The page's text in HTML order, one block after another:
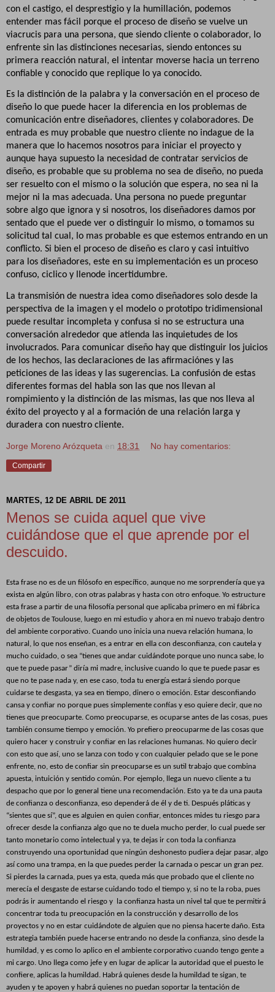
con el castigo, el desprestigio y la humillación, podemos
entender mas fácil porque el proceso de diseño se vuelve un
viacrucis para una persona, que siendo cliente o colaborador, lo
enfrente sin las distinciones necesarias, siendo entonces su
primera reacción natural, el intentar moverse hacia un terreno
confiable y conocido que replique lo ya conocido.
Es la distinción de la palabra y la conversación en el proceso de
diseño lo que puede hacer la diferencia en los problemas de
comunicación entre diseñadores, clientes y colaboradores. De
entrada es muy probable que nuestro cliente no indague de la
manera que lo hacemos nosotros para iniciar el proyecto y
aunque haya supuesto la necesidad de contratar servicios de
diseño, es probable que su problema no sea de diseño, no pueda
ser resuelto con el mismo o la solución que espera, no sea ni la
mejor ni la mas adecuada. Una persona no puede preguntar
sobre algo que ignora y si nosotros, los diseñadores damos por
sentado que el puede ver o distinguir lo mismo, o tomamos su
solicitud tal cual, lo mas probable es que estemos entrando en un
conflicto. Si bien el proceso de diseño es claro y casi intuitivo
para los diseñadores, este en su implementación es un proceso
confuso, ciclico y llenode incertidumbre.
La transmisión de nuestra idea como diseñadores solo desde la
perspectiva de la imagen y el modelo o prototipo tridimensional
puede resultar incompleta y confusa si no se estructura una
conversación alrededor que atienda las inquietudes de los
involucrados. Para comunicar diseño hay que distinguir los juicios
de los hechos, las declaraciones de las afirmaciónes y las
peticiones de las ideas y las sugerencias. La confusión de estas
diferentes formas del habla son las que nos llevan al
rompimiento y la distinción de las mismas, las que nos lleva al
éxito del proyecto y al a formación de una relación larga y
duradera con nuestro cliente.
Jorge Moreno Arózqueta en 18:31 No hay comentarios:
Compartir
MARTES, 12 DE ABRIL DE 2011
Menos se cuida aquel que vive
cuidándose que el que aprende por el
descuido.
Esta frase no es de un filósofo en específico, aunque no me sorprendería que ya
exista en algún libro, con otras palabras y hasta con otro enfoque. Yo estructure
esta frase a partir de una filosofía personal que aplicaba primero en mi fábrica
de objetos de Toulouse, luego en mi estudio y ahora en mi nuevo trabajo dentro
del ambiente corporativo. Cuando uno inicia una nueva relación humana, lo
natural, lo que nos enseñan, es a entrar en ella con desconfianza, con cautela y
mucho cuidado, o sea “tienes que andar cuidándote porque uno nunca sabe, lo
que te puede pasar” diría mi madre, inclusive cuando lo que te puede pasar es
que no te pase nada y, en ese caso, toda tu energía estará siendo porque
cuidarse te desgasta, ya sea en tiempo, dinero o emoción. Estar desconfiando
cansa y confiar no porque pues simplemente confías y eso quiere decir, que no
tienes que preocuparte. Como preocuparse, es ocuparse antes de las cosas, pues
también consume tiempo y emoción. Yo prefiero preocuparme de las cosas que
quiero hacer y construir y confiar en las relaciones humanas. No quiero decir
con esto que así, uno se lanza con todo y con cualquier pelado que se le pone
enfrente, no, esto de confiar sin preocuparse es un sutil trabajo que combina
apuesta, intuición y sentido común. Por ejemplo, llega un nuevo cliente a tu
despacho que por lo general tiene una recomendación. Esto ya te da una pauta
de confianza o desconfianza, eso dependerá de él y de ti. Después pláticas y
“sientes que sí”, que es alguien en quien confiar, entonces mides tu riesgo para
ofrecer desde la confianza algo que no te duela mucho perder, lo cual puede ser
tanto monetario como intelectual y ya, te dejas ir con toda la confianza
construyendo una oportunidad que ningún deshonesto pudiera dejar pasar, algo
así como una trampa, en la que puedes perder la carnada o pescar un gran pez.
Si pierdes la carnada, pues ya esta, queda más que probado que el cliente no
merecía el desgaste de estarse cuidando todo el tiempo y, si no te la roba, pues
podrás ir aumentando el riesgo y
la confianza hasta un nivel tal que te permitirá
concentrar toda tu preocupación en la construcción y desarrollo de los
proyectos y no en estar cuidándote de alguien que no piensa hacerte daño. Esta
estrategia también puede hacerse entrando no desde la confianza, sino desde la
humildad, y es como lo aplico en el ambiente corporativo cuando tengo gente a
mi cargo. Uno llega como jefe y en lugar de aplicar la autoridad que el puesto le
confiere, aplicas la humildad. Habrá quienes desde la humildad te sigan, te
ayuden y te apoyen y habrá quienes no puedan soportar la tentación de